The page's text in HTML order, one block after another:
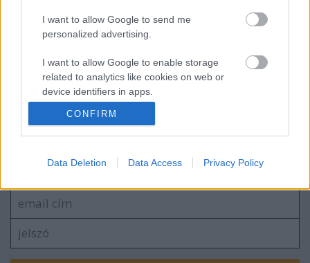
I want to allow Google to send me
personalized advertising.
I want to allow Google to enable storage
related to analytics like cookies on web or
device identifiers in apps.
I want to allow Google to enable storage
related to functionality of the website or app.
I want to allow Google to enable storage
I want to allow Google to enable storage
related to security, including authentication
functionality and fraud prevention, and other
user protection.
CONFIRM
Data Deletion Data Access Privacy Policy
Hackelős Csapat
A hozzászóláshoz be kell lépned!